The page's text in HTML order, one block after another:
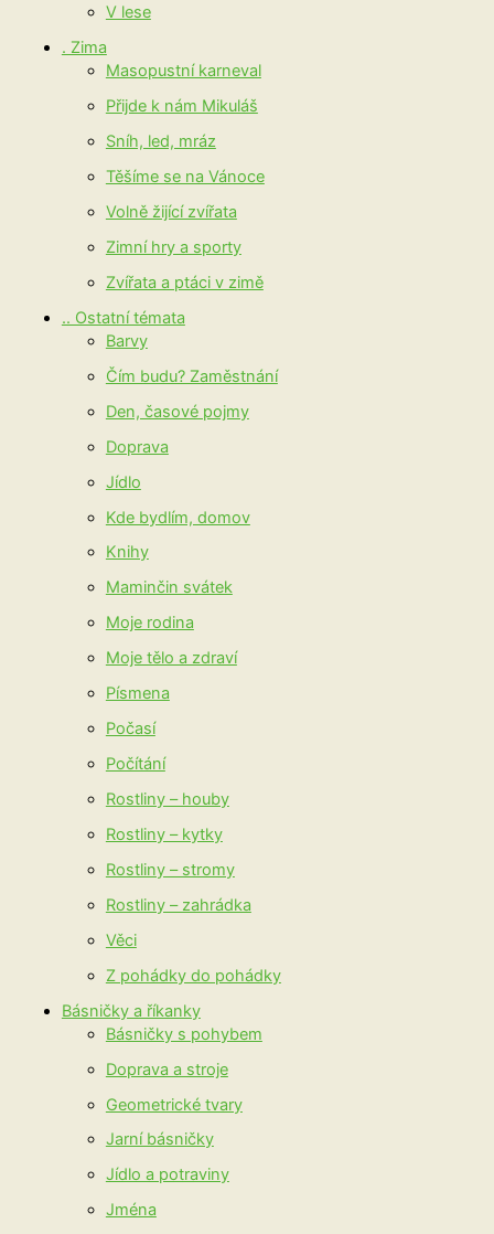
V lese
. Zima
Masopustní karneval
Přijde k nám Mikuláš
Sníh, led, mráz
Těšíme se na Vánoce
Volně žijící zvířata
Zimní hry a sporty
Zvířata a ptáci v zimě
.. Ostatní témata
Barvy
Čím budu? Zaměstnání
Den, časové pojmy
Doprava
Jídlo
Kde bydlím, domov
Knihy
Maminčin svátek
Moje rodina
Moje tělo a zdraví
Písmena
Počasí
Počítání
Rostliny – houby
Rostliny – kytky
Rostliny – stromy
Rostliny – zahrádka
Věci
Z pohádky do pohádky
Básničky a říkanky
Básničky s pohybem
Doprava a stroje
Geometrické tvary
Jarní básničky
Jídlo a potraviny
Jména